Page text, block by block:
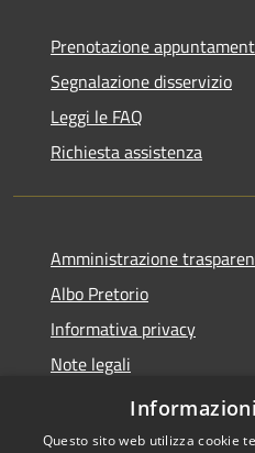
Prenotazione
Segnalazione disservizio
Leggi le FAQ
Richiesta assistenza
Amministrazione
Albo Pretorio
Informativa privacy
Note legali
Dichiarazione di accessibilità
Questo sito web utilizza cookie